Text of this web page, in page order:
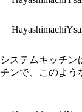
ステムキッチ
ンで、このよ